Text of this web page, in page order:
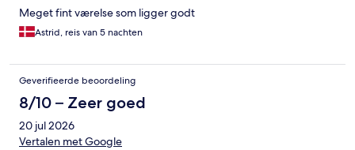
Meget fint værelse som ligger godt
Astrid, reis van 5 nachten
Geverifieerde beoordeling
8/10 – Zeer goed
20 jul 2026
Vertalen met Google